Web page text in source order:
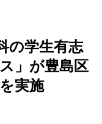
の学生有志
」が豊島区
実施